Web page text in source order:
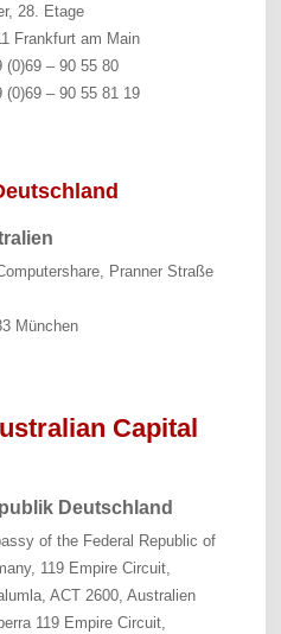
28. Etage
Frankfurt am Main
(0)69 – 90 55 80
(0)69 – 90 55 81 19
Pranner Straße
München
Capital
Deutschland
of the Federal Republic of
119 Empire Circuit,
ACT 2600, Australien
119 Empire Circuit,